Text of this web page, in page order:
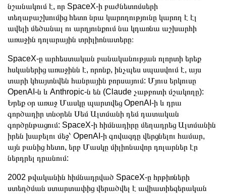
նշանակում է, որ SpaceX-ի բաժնետոմսերի
տեղաբաշխումից հետո նրա կարողությունը կարող է էլ
ավելի մեծանալ ու արդյունքում նա կդառնա աշխարհի
առաջին դոլարային տրիլիոնատերը։
SpaceX-ը արհեստական բանականության ոլորտի երեք
հսկաներից առաջինն է, որոնք, ինչպես սպասվում է, այս
տարի կհայտնվեն հանրային բորսայում: Մյուս երկուսը
OpenAI-ն և Anthropic-ն են (Claude չաթբոտի մշակողը):
Երեք օր առաջ Մասկը պարտվեց OpenAI-ի և դրա
գործադիր տնօրեն Սեմ Ալտմանի դեմ դատական
գործընթացում: SpaceX-ի հիմնադիրը մեղադրեց Ալտմանին
իրեն խաբելու մեջ՝ OpenAI-ի գովազդը վերցնելու համար,
այն բանից հետո, երբ Մասկը միլիոնավոր դոլարներ էր
ներդրել դրանում:
2002 թվականին հիմնադրված SpaceX-ը հրթիռների
ստեղծման ստարտափից վերածվել է ավիատիեզերական